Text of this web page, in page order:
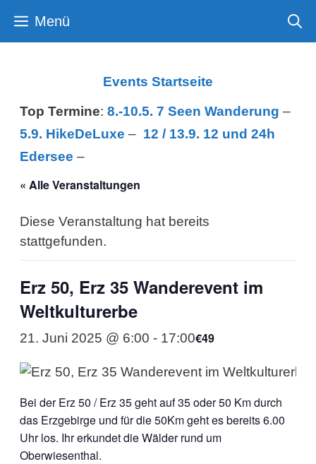
Inhalt Menü
Events Startseite
Top Termine: 8.-10.5. 7 Seen Wanderung –
5.9. HikeDeLuxe – 12 / 13.9. 12 und 24h
Edersee –
« Alle Veranstaltungen
Diese Veranstaltung hat bereits
stattgefunden.
Erz 50, Erz 35 Wanderevent im
Weltkulturerbe
21. Juni 2025 @ 6:00 - 17:00€49
Bei der Erz 50 / Erz 35 geht auf 35 oder 50 Km durch
das Erzgebirge und für die 50Km geht es bereits 6.00
Uhr los. Ihr erkundet die Wälder rund um
Oberwiesenthal.